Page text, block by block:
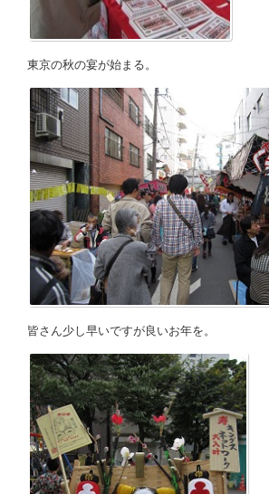
東京の秋の宴が始まる。
皆さん少し早いですが良いお年を。